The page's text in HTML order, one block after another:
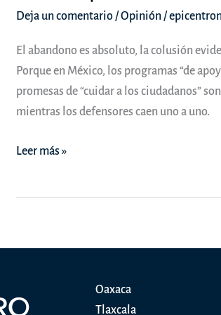
Deja un comentario/Opinión/
El abandono es absoluto, la colusión
Porque en México, los programas “de
promesas de “cuidar a los ciudadanos”
mientras los defensores caen uno a uno.
OPINIÓN
lo
Leer más »
Oaxaca
Tlaxcala